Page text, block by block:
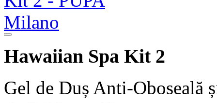
Hawaiian Spa Kit 2
Gel de Duș Anti-Oboseală